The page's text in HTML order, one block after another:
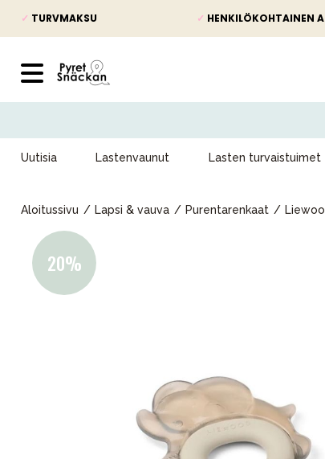
✓ TURVMAKSU ✓ HENKILÖKOHTAINEN
Uutisia Lastenvaunut Lasten turvaistuimet
Aloitussivu Lapsi & vauva Purentarenkaat